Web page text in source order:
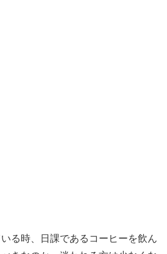
る時、日課であるコーヒーを飲ん